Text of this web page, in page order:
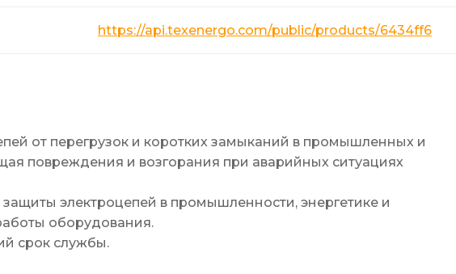
https://api.texenergo.com/public/products/
от перегрузок и коротких замыканий в промышленных и
повреждения и возгорания при аварийных ситуациях
электроцепей в промышленности, энергетике и
оборудования.
срок службы.